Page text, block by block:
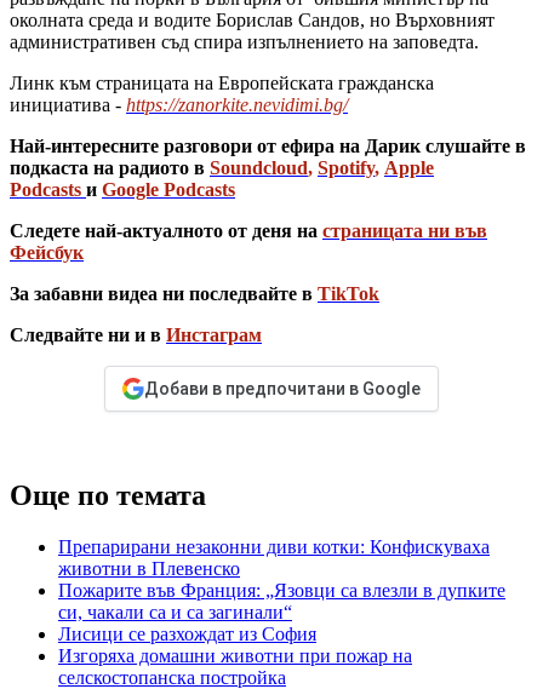
околната среда и водите Борислав Сандов, но Върховният
административен съд спира изпълнението на заповедта.
Линк към страницата на Европейската гражданска
инициатива - https://zanorkite.nevidimi.bg/
Най-интересните разговори от ефира на Дарик слушайте в
подкаста на радиото в Soundcloud, Spotify, Apple
Podcasts и Google Podcasts
Следете най-актуалното от деня на страницата ни във
Фейсбук
За забавни видеа ни последвайте в TikTok
Следвайте ни и в Инстаграм
Добави в предпочитани в Google
Още по темата
Препарирани незаконни диви котки: Конфискуваха
животни в Плевенско
Пожарите във Франция: „Язовци са влезли в дупките
си, чакали са и са загинали“
Лисици се разхождат из София
Изгоряха домашни животни при пожар на
селскостопанска постройка